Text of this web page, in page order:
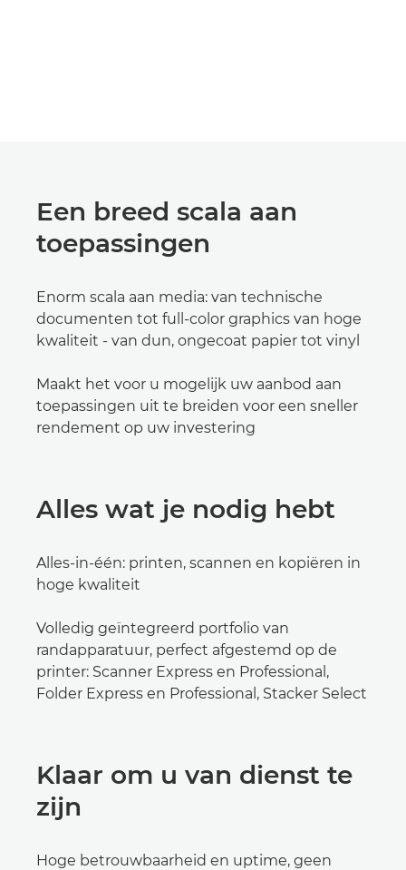
Een breed scala aan
toepassingen
Enorm scala aan media: van technische
documenten tot full-color graphics van hoge
kwaliteit - van dun, ongecoat papier tot vinyl
Maakt het voor u mogelijk uw aanbod aan
toepassingen uit te breiden voor een sneller
rendement op uw investering
Alles wat je nodig hebt
Alles-in-één: printen, scannen en kopiëren in
hoge kwaliteit
Volledig geïntegreerd portfolio van
randapparatuur, perfect afgestemd op de
printer: Scanner Express en Professional,
Folder Express en Professional, Stacker Select
Klaar om u van dienst te
zijn
Hoge betrouwbaarheid en uptime, geen